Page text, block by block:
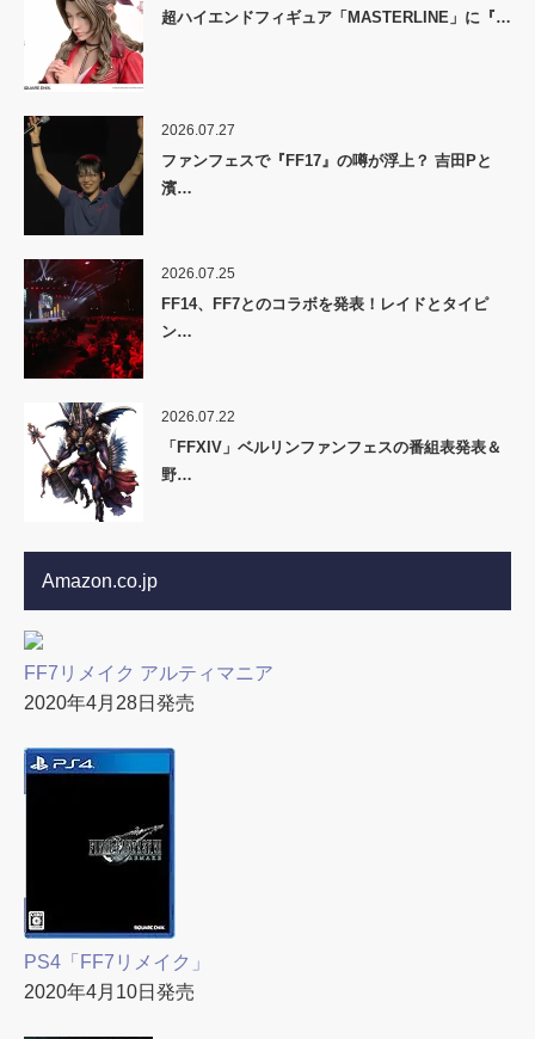
超ハイエンドフィギュア「MASTERLINE」に『…
2026.07.27
ファンフェスで『FF17』の噂が浮上？ 吉田Pと
濱…
2026.07.25
FF14、FF7とのコラボを発表！レイドとタイピ
ン…
2026.07.22
「FFXIV」ベルリンファンフェスの番組表発表＆
野…
Amazon.co.jp
FF7リメイク アルティマニア
2020年4月28日発売
PS4「FF7リメイク」
2020年4月10日発売